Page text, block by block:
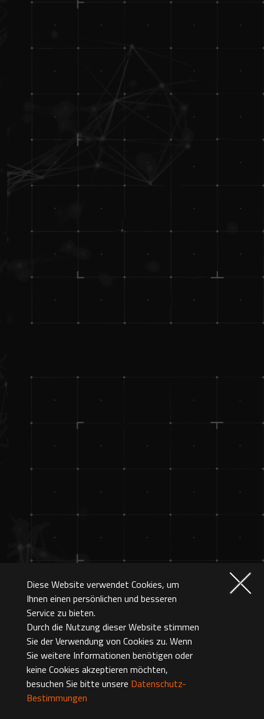
Diese Website verwendet Cookies, um
Ihnen einen persönlichen und besseren
Service zu bieten.
Durch die Nutzung dieser Website stimmen
Sie der Verwendung von Cookies zu. Wenn
Sie weitere Informationen benötigen oder
keine Cookies akzeptieren möchten,
besuchen Sie bitte unsere Datenschutz-
Bestimmungen